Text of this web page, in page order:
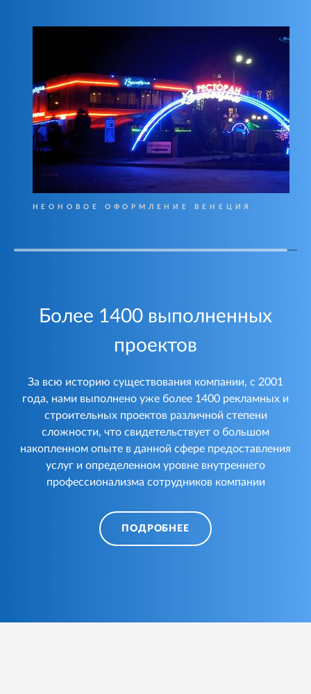
НЕОНОВОЕ ОФОРМЛЕНИЕ ВЕНЕЦИЯ
Более 1400 выполненных
проектов
За всю историю существования компании, с 2001
года, нами выполнено уже более 1400 рекламных и
строительных проектов различной степени
сложности, что свидетельствует о большом
накопленном опыте в данной сфере предоставления
услуг и определенном уровне внутреннего
профессионализма сотрудников компании
ПОДРОБНЕЕ